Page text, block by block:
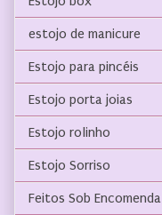
estojo de manicure
Estojo para pincéis
Estojo porta joias
Estojo rolinho
Estojo Sorriso
Feitos Sob Encomenda